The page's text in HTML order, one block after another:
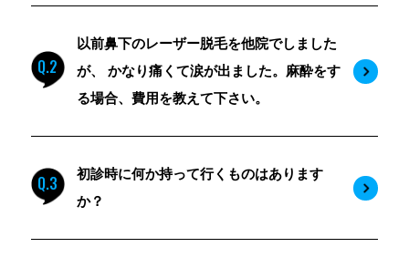
Q.2
以前鼻下のレーザー脱毛を他院でしました
が、 かなり痛くて涙が出ました。麻酔をす
る場合、費用を教えて下さい。
Q.3
初診時に何か持って行くものはあります
か？